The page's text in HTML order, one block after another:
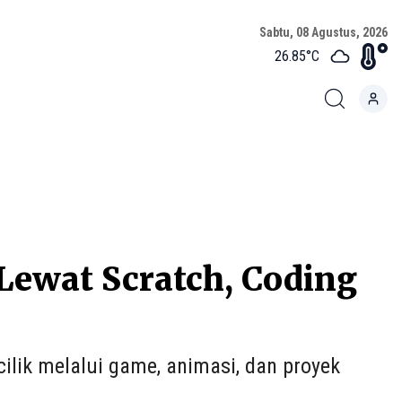
Sabtu, 08 Agustus, 2026
26.85°C
Scratch, Coding
melalui game, animasi, dan proyek